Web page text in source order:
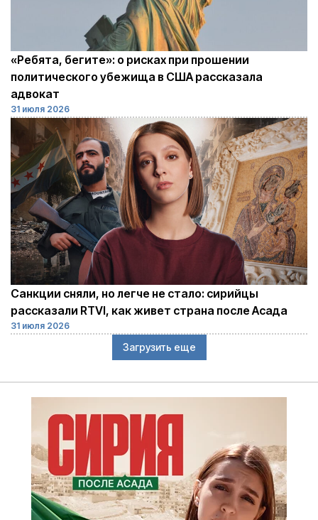
31 июля 2026
«Ребята, бегите»: о рисках при прошении
политического убежища в США рассказала
адвокат
31 июля 2026
Санкции сняли, но легче не стало: сирийцы
рассказали RTVI, как живет страна после Асада
Загрузить еще